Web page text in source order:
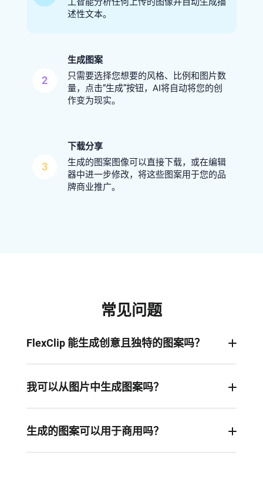
述性文本。
2
生成图案
只需要选择您想要的风格、比例和图片数
量，点击“生成”按钮，AI将自动将您的创
作变为现实。
3
下载分享
生成的图案图像可以直接下载，或在编辑
器中进一步修改，将这些图案用于您的品
牌商业推广。
常见问题
FlexClip 能生成创意且独特的图案吗？
同形状、色彩、纹理等元素智能融合，创造出原创
我可以从图片中生成图案吗？
您可以使用其AI提示词功能：自动从图片提取图案
生成的图案可以用于商用吗？